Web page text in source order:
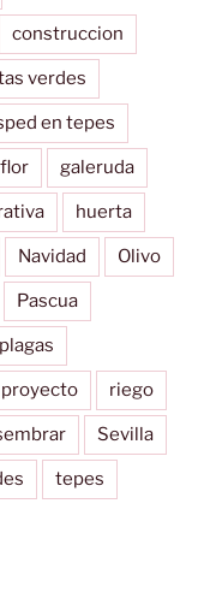
construccion
verdes
en tepes
flor galeruda
huerta
Navidad Olivo
Pascua
plagas
proyecto riego
Sevilla
tepes